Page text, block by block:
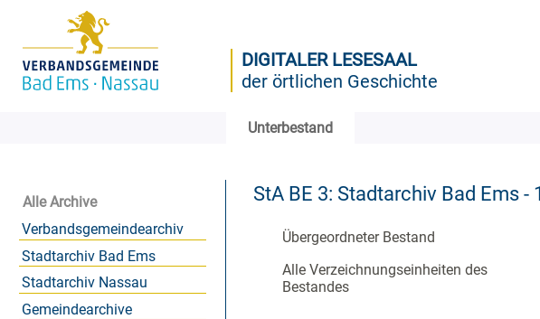
DIGITALER LESESAAL
der örtlichen Geschichte
Unterbestand
Alle Archive
Verbandsgemeindearchiv
Stadtarchiv Bad Ems
Stadtarchiv Nassau
Gemeindearchive
StA BE 3: Stadtarchiv Bad Ems -
Übergeordneter Bestand
Alle Verzeichnungseinheiten des
Bestandes